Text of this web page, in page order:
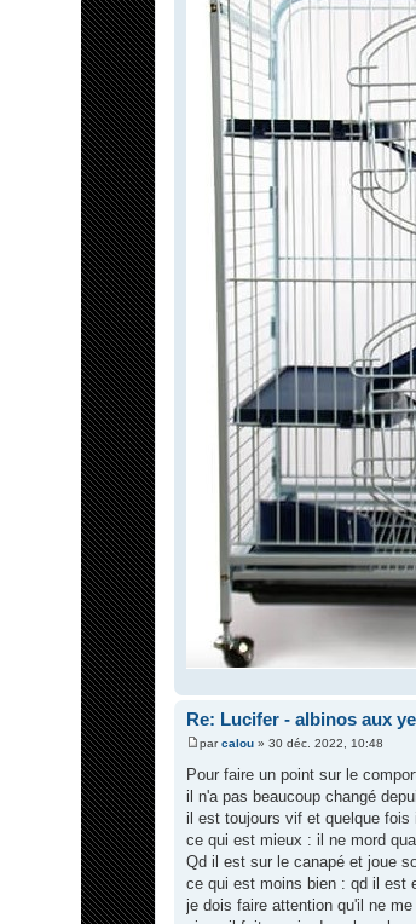
Re: Lucifer - albinos aux
M
s
s
g
e
parcalou» 30 déc. 2022, 10:48
Pour faire un point sur le
il n'a pas beaucoup changé
il est toujours vif et quelque
ce qui est mieux : il ne mord
Qd il est sur le canapé et joue
ce qui est moins bien : qd il est
je dois faire attention qu'il ne